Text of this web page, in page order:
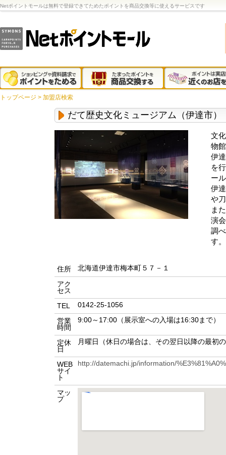
Netポイントモールは無料で登録できてためたポイントを商品交換等に使えるサービスです
トップページ > 加盟店検索
だて歴史文化ミュージアム（伊達市）
文
物
伊
を
ー
伊
や
ま
演
調
す。
住所
北海道伊達市梅本町５７－１
アク
セス
TEL
0142-25-1056
営業
時間
9:00～17:00（展示室への入場は16:30まで）
定休
日
月曜日（休日の場合は、その翌日以降の最初
WEB
サイ
ト
http://datemachi.jp/information/
マッ
プ